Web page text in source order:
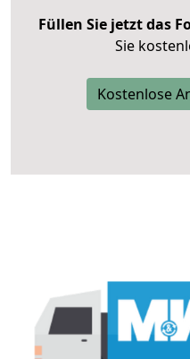
Füllen Sie jetzt das
Sie
Kostenlose